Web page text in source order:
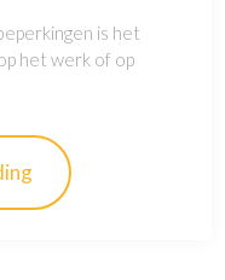
is het
het werk of op